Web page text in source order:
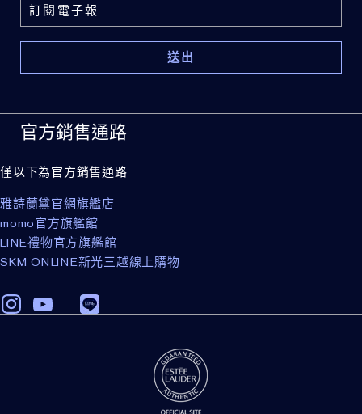
官方銷售通路
僅以下為官方銷售通路
雅詩蘭黛官網旗艦店
momo官方旗艦館
LINE禮物官方旗艦館
SKM ONLINE新光三越線上購物